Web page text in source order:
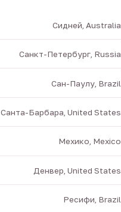
Сидней, Australia
Санкт-Петербург, Russia
Сан-Паулу, Brazil
Санта-Барбара, United States
Мехико, Mexico
Денвер, United States
Ресифи, Brazil